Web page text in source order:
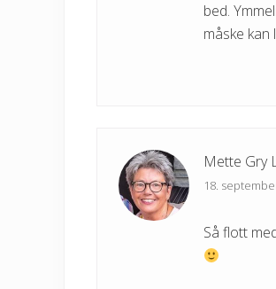
bed.
måske kan
Mette Gry
18.
Så flott